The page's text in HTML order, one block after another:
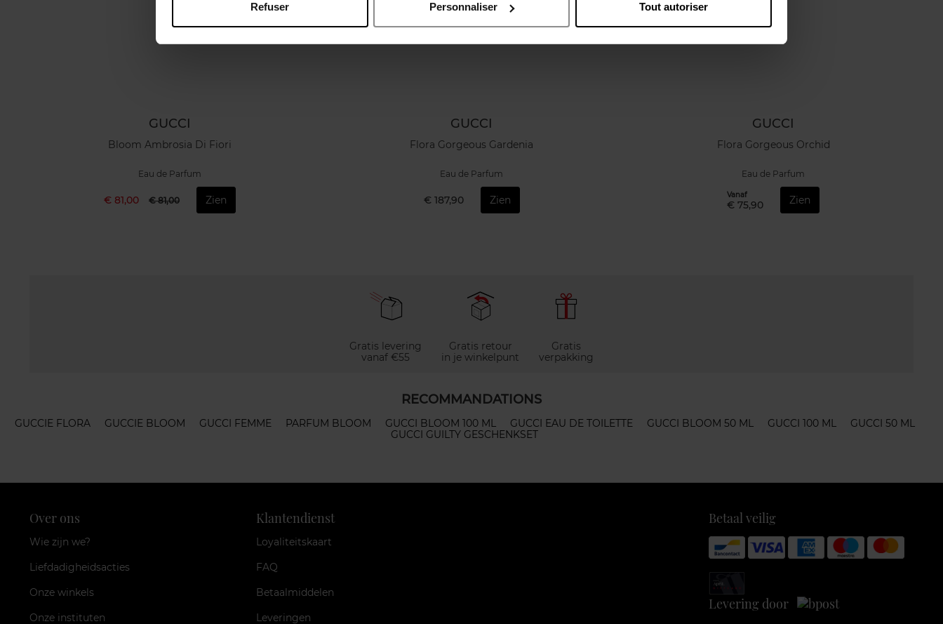
Refuser Personnaliser Tout autoriser
GUCCI
Bloom Ambrosia Di Fiori
Eau de Parfum
€ 81,00 € 81,00 Zien
GUCCI
Flora Gorgeous Gardenia
Eau de Parfum
€ 187,90 Zien
GUCCI
Flora Gorgeous Orchid
Eau de Parfum
Vanaf
€ 75,90 Zien
Gratis levering
vanaf €55
Gratis retour
in je winkelpunt
Gratis
verpakking
RECOMMANDATIONS
GUCCIE FLORA GUCCIE BLOOM GUCCI FEMME PARFUM BLOOM GUCCI BLOOM 100 ML GUCCI EAU DE TOILETTE GUCCI BLOOM 50 ML GUCCI 100 ML
GUCCI 50 ML
GUCCI GUILTY GESCHENKSET
Over ons
Wie zijn we?
Liefdadigheidsacties
Onze winkels
Onze instituten
Klantendienst
Loyaliteitskaart
FAQ
Betaalmiddelen
Leveringen
Betaal veilig
Levering door